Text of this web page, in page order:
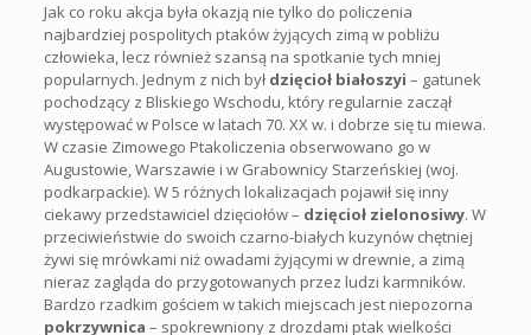
Jak co roku akcja była okazją nie tylko do policzenia
najbardziej pospolitych ptaków żyjących zimą w pobliżu
człowieka, lecz również szansą na spotkanie tych mniej
popularnych. Jednym z nich byłdzięcioł białoszyi – gatunek
pochodzący z Bliskiego Wschodu, który regularnie zaczął
występować w Polsce w latach 70. XX w. i dobrze się tu miewa.
W czasie Zimowego Ptakoliczenia obserwowano go w
Augustowie, Warszawie i w Grabownicy Starzeńskiej (woj.
podkarpackie). W 5 różnych lokalizacjach pojawił się inny
ciekawy przedstawiciel dzięciołów – dzięcioł zielonosiwy. W
przeciwieństwie do swoich czarno-białych kuzynów chętniej
żywi się mrówkami niż owadami żyjącymi w drewnie, a zimą
nieraz zagląda do przygotowanych przez ludzi karmników.
Bardzo rzadkim gościem w takich miejscach jest niepozorna
pokrzywnica – spokrewniony z drozdami ptak wielkości